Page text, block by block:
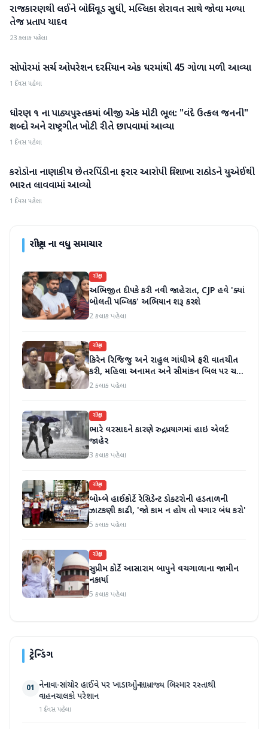
રાષ્ટ્રીય
રાજકારણથી લઈને બોલિવૂડ સુધી, મલ્લિકા શેરાવત સાથે જોવા મળ્યા
તેજ પ્રતાપ યાદવ
23 કલાક પહેલા
રાષ્ટ્રીય
સોપોરમાં સર્ચ ઓપરેશન દરમિયાન એક ઘરમાંથી 45 ગોળા મળી આવ્યા
1 દિવસ પહેલા
રાષ્ટ્રીય
ધોરણ ૧ ના પાઠ્યપુસ્તકમાં બીજી એક મોટી ભૂલ: "વંદે ઉત્કલ જનની"
શબ્દો અને રાષ્ટ્રગીત ખોટી રીતે છાપવામાં આવ્યા
1 દિવસ પહેલા
રાષ્ટ્રીય
કરોડોના નાણાકીય છેતરપિંડીના ફરાર આરોપી વિશાખા રાઠોડને યુએઈથી
ભારત લાવવામાં આવ્યો
1 દિવસ પહેલા
રાષ્ટ્રીયના વધુ સમાચાર
રાષ્ટ્રીય
અભિજીત દીપકે કરી નવી જાહેરાત, CJP હવે 'ક્યાં
બોલતી પબ્લિક' અભિયાન શરૂ કરશે
2 કલાક પહેલા
રાષ્ટ્રીય
કિરેન રિજિજુ અને રાહુલ ગાંધીએ ફરી વાતચીત
કરી, મહિલા અનામત અને સીમાંકન બિલ પર ચર્ચા
કરી
2 કલાક પહેલા
રાષ્ટ્રીય
ભારે વરસાદને કારણે રુદ્રપ્રયાગમાં હાઇ એલર્ટ
જાહેર
3 કલાક પહેલા
રાષ્ટ્રીય
બોમ્બે હાઈકોર્ટે રેસિડેન્ટ ડોક્ટરોની હડતાળની
ઝાટકણી કાઢી, 'જો કામ ન હોય તો પગાર બંધ કરો'
5 કલાક પહેલા
રાષ્ટ્રીય
સુપ્રીમ કોર્ટે આસારામ બાપુને વચગાળાના જામીન
નકાર્યા
5 કલાક પહેલા
ટ્રેન્ડિંગ
01 નેનાવા-સાંચોર હાઈવે પર ખાડાઓનું સામ્રાજ્ય બિસ્માર રસ્તાથી
વાહનચાલકો પરેશાન
1 દિવસ પહેલા